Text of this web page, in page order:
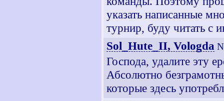
указать написанные
турнир, буду читать с
Sol_Hute_II, Vologda
Господа, удалите эту
Абсолютно
которые здесь